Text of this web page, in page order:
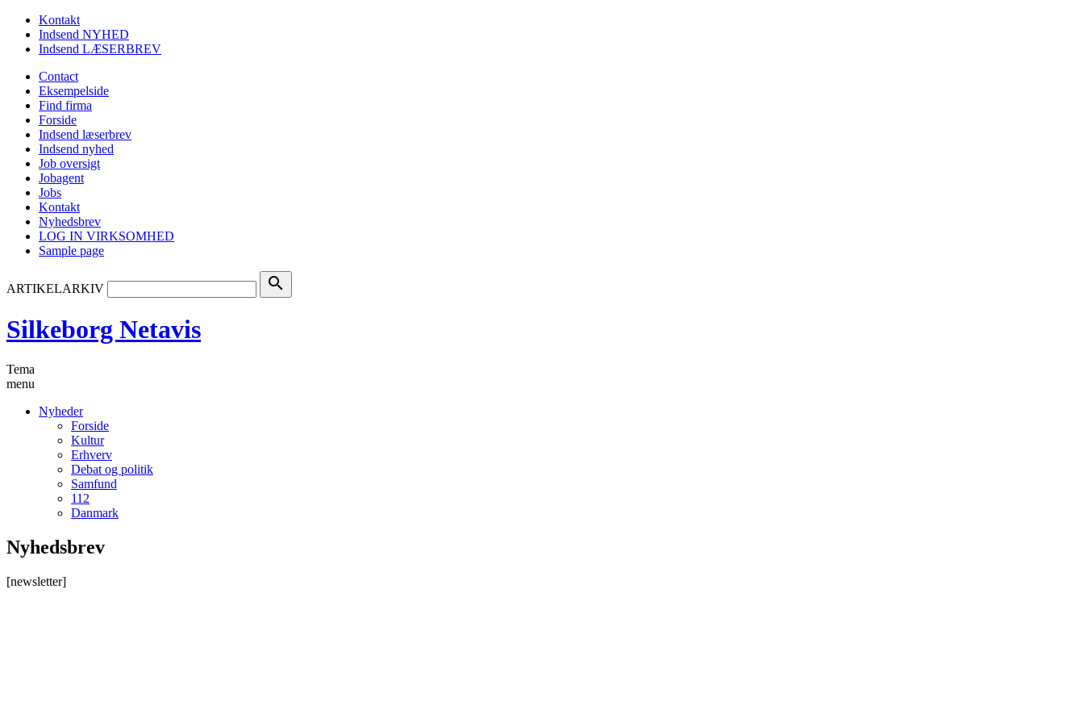
Kontakt
Indsend NYHED
Indsend LÆSERBREV
Contact
Eksempelside
Find firma
Forside
Indsend læserbrev
Indsend nyhed
Job oversigt
Jobagent
Jobs
Kontakt
Nyhedsbrev
LOG IN VIRKSOMHED
Sample page
ARTIKELARKIV search
Silkeborg Netavis
Tema
menu
Nyheder
Forside
Kultur
Erhverv
Debat og politik
Samfund
112
Danmark
Nyhedsbrev
[newsletter]